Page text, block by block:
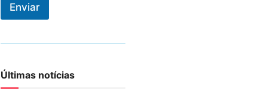
Enviar
Últimas notícias